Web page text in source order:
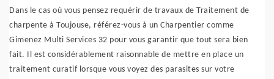
Dans le cas où vous pensez requérir de travaux de Traitement de
charpente à Toujouse, référez-vous à un Charpentier comme
Gimenez Multi Services 32 pour vous garantir que tout sera bien
fait. Il est considérablement raisonnable de mettre en place un
traitement curatif lorsque vous voyez des parasites sur votre